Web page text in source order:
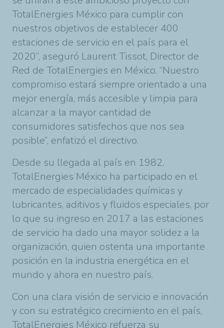
TotalEnergies México para cumplir con
nuestros objetivos de establecer 400
estaciones de servicio en el país para el
2020”, aseguró Laurent Tissot, Director de
Red de TotalEnergies en México. “Nuestro
compromiso estará siempre orientado a una
mejor energía, más accesible y limpia para
alcanzar a la mayor cantidad de
consumidores satisfechos que nos sea
posible”, enfatizó el directivo.
Desde su llegada al país en 1982,
TotalEnergies México ha participado en el
mercado de especialidades químicas y
lubricantes, aditivos y fluidos especiales, por
lo que su ingreso en 2017 a las estaciones
de servicio ha dado una mayor solidez a la
organización, quien ostenta una importante
posición en la industria energética en el
mundo y ahora en nuestro país.
Con una clara visión de servicio e innovación
y con su estratégico crecimiento en el país,
TotalEnergies México refuerza su